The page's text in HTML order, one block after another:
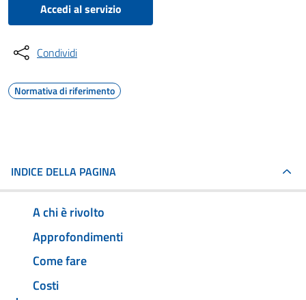
Accedi al servizio
Condividi
Normativa di riferimento
INDICE DELLA PAGINA
A chi è rivolto
Approfondimenti
Come fare
Costi